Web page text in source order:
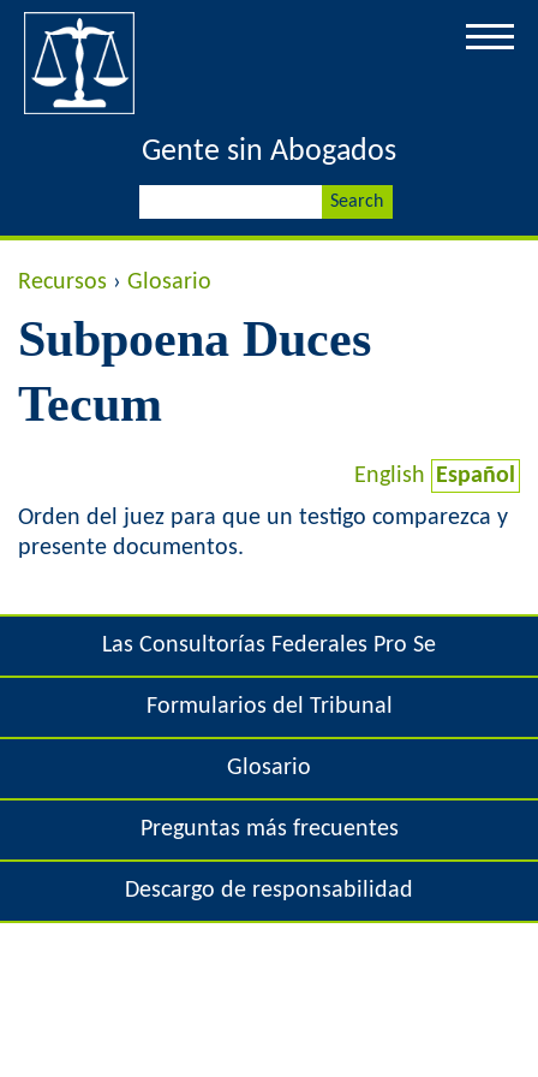
Gente sin Abogados
e
a
r
c
f
r
m
e
a
r
c
Y
o
u
r
e
h
Recursos › Glosario
Subpoena Duces
Tecum
English Español
Orden del juez para que un testigo comparezca y
presente documentos.
Las Consultorías Federales Pro Se
Formularios del Tribunal
Glosario
Preguntas más frecuentes
Descargo de responsabilidad